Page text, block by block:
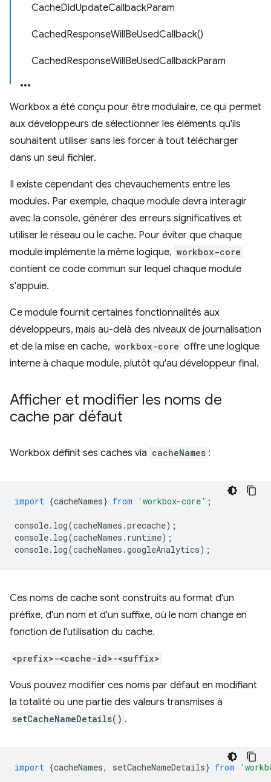
CacheDidUpdateCallbackParam
CachedResponseWillBeUsedCallback()
CachedResponseWillBeUsedCallbackParam
Workbox a été conçu pour être modulaire, ce qui permet
aux développeurs de sélectionner les éléments qu'ils
souhaitent utiliser sans les forcer à tout télécharger
dans un seul fichier.
Il existe cependant des chevauchements entre les
modules. Par exemple, chaque module devra interagir
avec la console, générer des erreurs significatives et
utiliser le réseau ou le cache. Pour éviter que chaque
module implémente la même logique, workbox-core
contient ce code commun sur lequel chaque module
s'appuie.
Ce module fournit certaines fonctionnalités aux
développeurs, mais au-delà des niveaux de journalisation
et de la mise en cache, workbox-core offre une logique
interne à chaque module, plutôt qu'au développeur final.
Afficher et modifier les noms de
cache par défaut
Workbox définit ses caches via cacheNames :
import {cacheNames} from 'workbox-core' ;
console. log(cacheNames .precache);
console. log(cacheNames . runtime);
console. log(cacheNames .googleAnalytics);
Ces noms de cache sont construits au format d'un
préfixe, d'un nom et d'un suffixe, où le nom change en
fonction de l'utilisation du cache.
<prefix>-<cache-id>-<suffix>
Vous pouvez modifier ces noms par défaut en modifiant
la totalité ou une partie des valeurs transmises à
setCacheNameDetails() .
import {cacheNames, setCacheNameDetails} from